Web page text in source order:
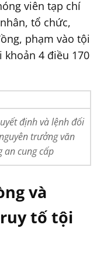
viên tạp chí
tổ chức,
phạm vào tội
4 điều 170
định và lệnh đối
trưởng văn
an cung cấp
và
tố tội